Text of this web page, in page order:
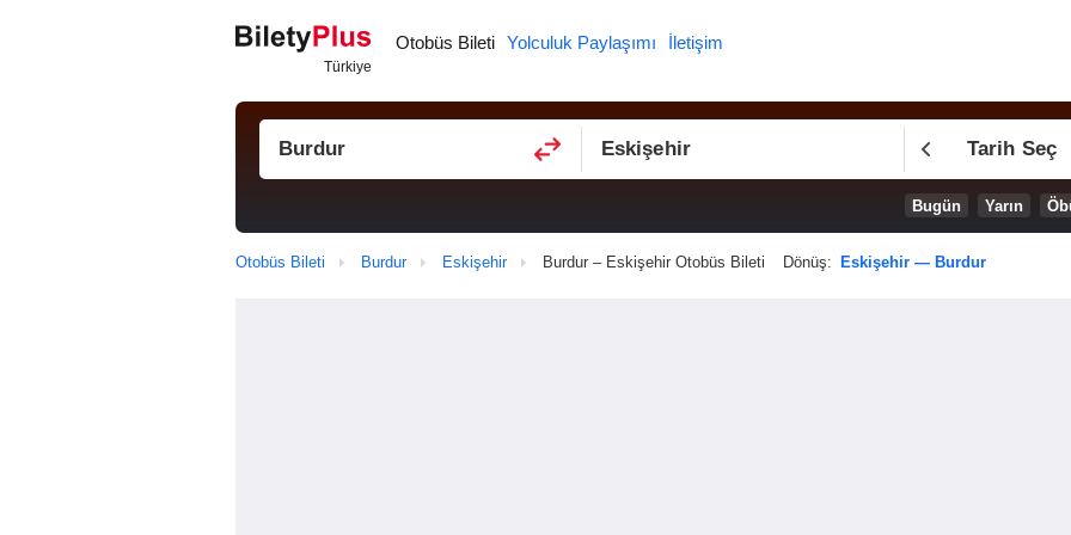
Otobüs Bileti Yolculuk Paylaşımı İletişim
Tarih Seç
Bugün Yarın
Otobüs Bileti Burdur Eskişehir Burdur – Eskişehir Otobüs Bileti Dönüş: Eskişehir — Burdur